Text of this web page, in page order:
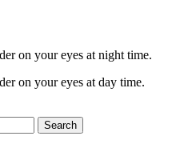
on your eyes at night time.
on your eyes at day time.
Search